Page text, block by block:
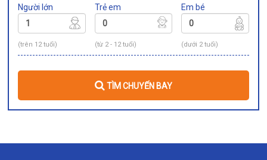
Người lớn
(trên 12 tuổi)
Trẻ em
(từ 2 - 12 tuổi)
Em bé
(dưới 2 tuổi)
TÌM CHUYẾN BAY